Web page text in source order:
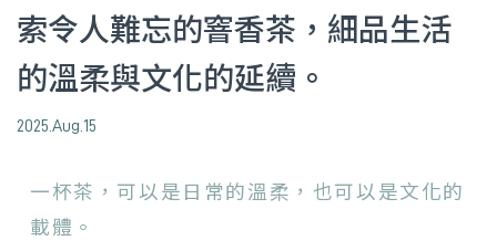
索令人難忘的窨香茶，細品生活
的溫柔與文化的延續。
2025.Aug.15
一杯茶，可以是日常的溫柔，也可以是文化的
載體。